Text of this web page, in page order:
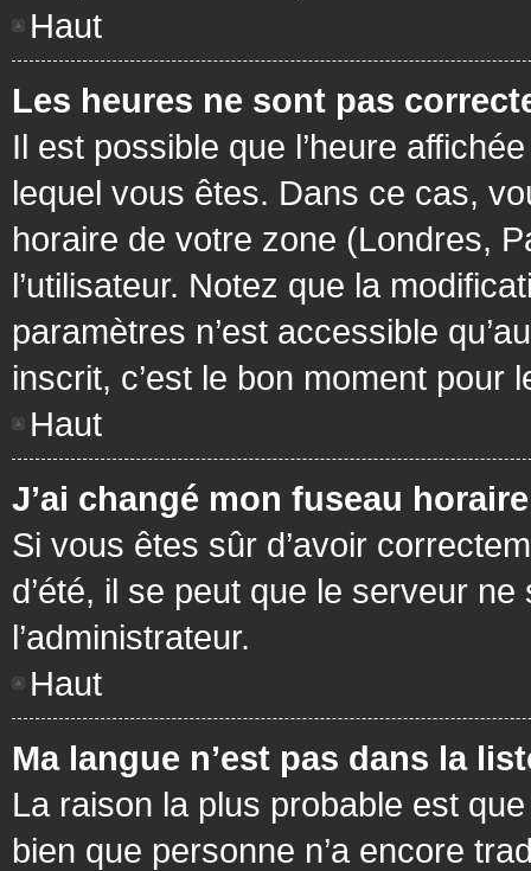
Haut
Les heures ne sont pas
Il est possible que l’heure
lequel vous êtes. Dans ce cas,
horaire de votre zone (Londres,
l’utilisateur. Notez que la
paramètres n’est accessible
inscrit, c’est le bon moment pour
Haut
J’ai changé mon fuseau
Si vous êtes sûr d’avoir
d’été, il se peut que le serveur
l’administrateur.
Haut
Ma langue n’est pas dans la
La raison la plus probable est
bien que personne n’a encore